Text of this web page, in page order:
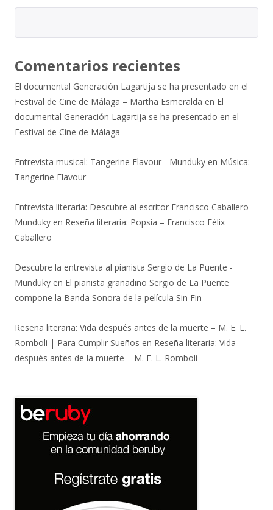
Comentarios recientes
El documental Generación Lagartija se ha presentado en el
Festival de Cine de Málaga – Martha Esmeralda en El
documental Generación Lagartija se ha presentado en el
Festival de Cine de Málaga
Entrevista musical: Tangerine Flavour - Munduky en Música:
Tangerine Flavour
Entrevista literaria: Descubre al escritor Francisco Caballero -
Munduky en Reseña literaria: Popsia – Francisco Félix
Caballero
Descubre la entrevista al pianista Sergio de La Puente -
Munduky en El pianista granadino Sergio de La Puente
compone la Banda Sonora de la película Sin Fin
Reseña literaria: Vida después antes de la muerte – M. E. L.
Romboli | Para Cumplir Sueños en Reseña literaria: Vida
después antes de la muerte – M. E. L. Romboli